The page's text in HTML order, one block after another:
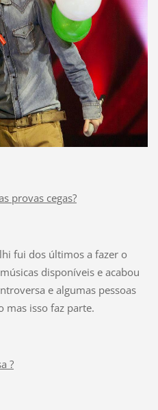
provas cegas?
fui dos últimos a fazer o
disponíveis e acabou
e algumas pessoas
mas isso faz parte.
?